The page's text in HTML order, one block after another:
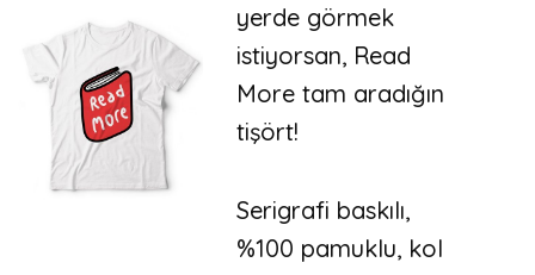
yerde görmek
istiyorsan, Read
More tam aradığın
tişört!
Serigrafi baskılı,
%100 pamuklu, kol